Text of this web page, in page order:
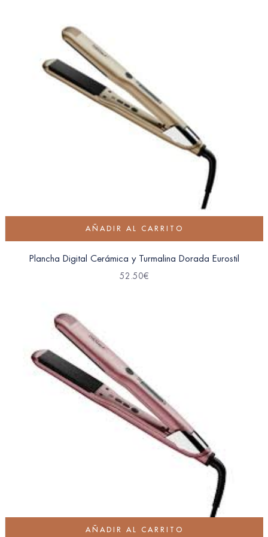
AÑADIR AL CARRITO
Plancha Digital Cerámica y Turmalina Dorada Eurostil
52.50€
AÑADIR AL CARRITO